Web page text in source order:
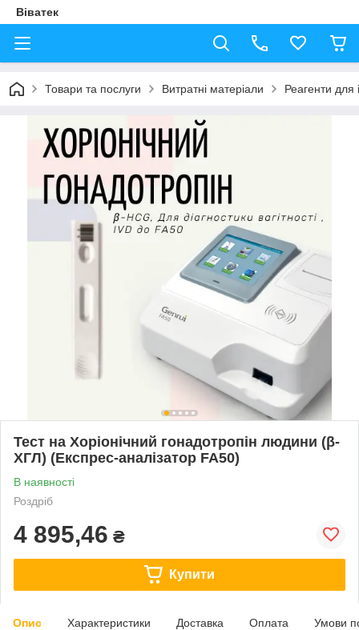
Віватек
Товари та послуги Витратні матеріали Реагенти для
Тест на Хоріонічний гонадотропін людини (β-
ХГЛ) (Експрес-аналізатор FA50)
В наявності
Роздріб
4 895,46 ₴
Купити
Опис Характеристики Доставка Оплата Умови